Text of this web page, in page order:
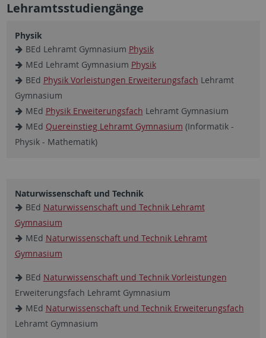
Lehramtsstudiengänge
Physik
BEd Lehramt Gymnasium Physik
MEd Lehramt Gymnasium Physik
BEd Physik Vorleistungen Erweiterungsfach Lehramt
Gymnasium
MEd Physik Erweiterungsfach Lehramt Gymnasium
MEd Quereinstieg Lehramt Gymnasium (Informatik -
Physik - Mathematik)
Naturwissenschaft und Technik
BEd Naturwissenschaft und Technik Lehramt
Gymnasium
MEd Naturwissenschaft und Technik Lehramt
Gymnasium
BEd Naturwissenschaft und Technik Vorleistungen
Erweiterungsfach Lehramt Gymnasium
MEd Naturwissenschaft und Technik Erweiterungsfach
Lehramt Gymnasium